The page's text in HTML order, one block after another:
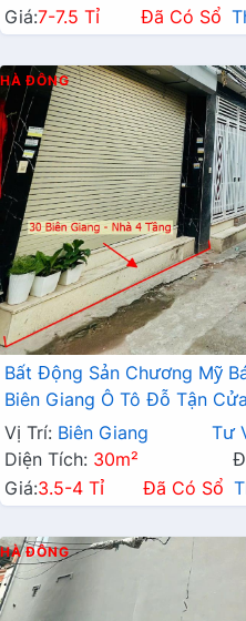
Giá:7-7.5 Tỉ Đã Có Sổ
HÀ ĐÔNG
Bất Động Sản Chương Mỹ
Biên Giang Ô Tô Đỗ Tận
Vị Trí: Biên Giang Tư
Diện Tích: 30m²
Giá:3.5-4 Tỉ Đã Có Sổ
HÀ ĐÔNG